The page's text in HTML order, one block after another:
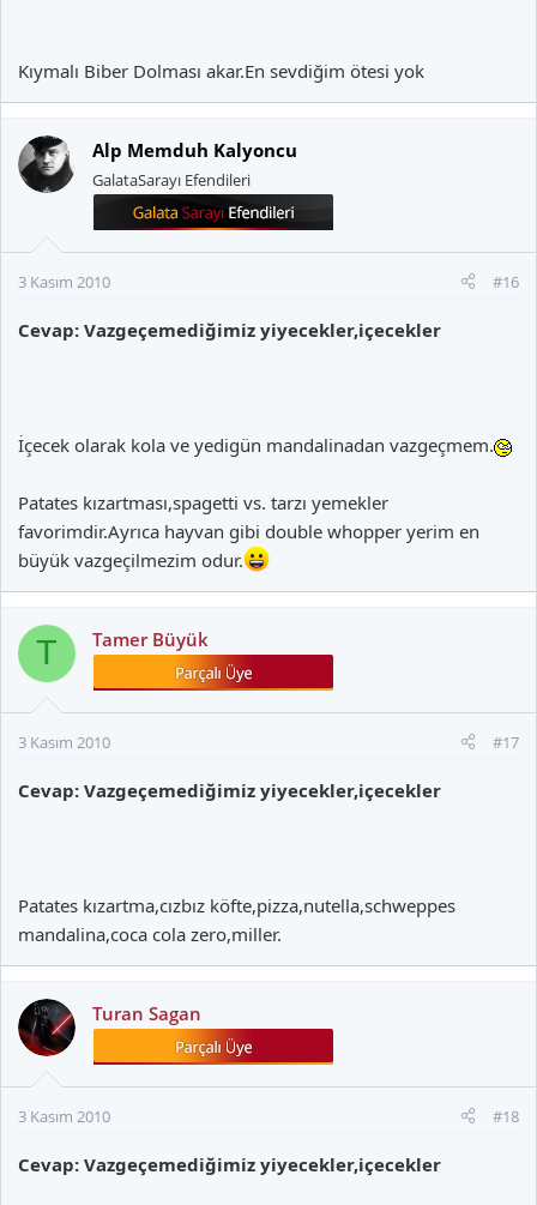
Kıymalı Biber Dolması akar.En sevdiğim ötesi yok
Alp Memduh Kalyoncu
GalataSarayı Efendileri
3 Kasım 2010 #16
Cevap: Vazgeçemediğimiz yiyecekler,içecekler
İçecek olarak kola ve yedigün mandalinadan vazgeçmem.
Patates kızartması,spagetti vs. tarzı yemekler
favorimdir.Ayrıca hayvan gibi double whopper yerim en
büyük vazgeçilmezim odur.
T Tamer Büyük
3 Kasım 2010 #17
Cevap: Vazgeçemediğimiz yiyecekler,içecekler
Patates kızartma,cızbız köfte,pizza,nutella,schweppes
mandalina,coca cola zero,miller.
Turan Sagan
3 Kasım 2010 #18
Cevap: Vazgeçemediğimiz yiyecekler,içecekler